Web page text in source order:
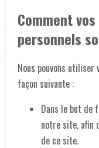
Comment
personnels
Nous pouvons utiliser
façon suivante :
Dans le but de
notre site, afin
de ce site.